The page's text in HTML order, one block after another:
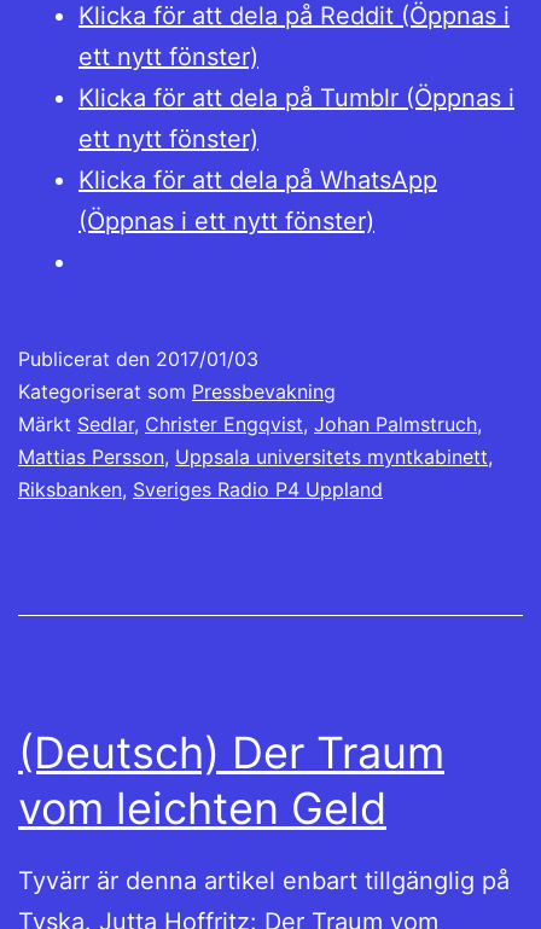
Klicka för att dela på Reddit (Öppnas i
ett nytt fönster)
Klicka för att dela på Tumblr (Öppnas i
ett nytt fönster)
Klicka för att dela på WhatsApp
(Öppnas i ett nytt fönster)
Publicerat den 2017/01/03
Kategoriserat som Pressbevakning
Märkt Sedlar, Christer Engqvist, Johan Palmstruch,
Mattias Persson, Uppsala universitets myntkabinett,
Riksbanken, Sveriges Radio P4 Uppland
(Deutsch) Der Traum
vom leichten Geld
Tyvärr är denna artikel enbart tillgänglig på
Tyska. Jutta Hoffritz: Der Traum vom